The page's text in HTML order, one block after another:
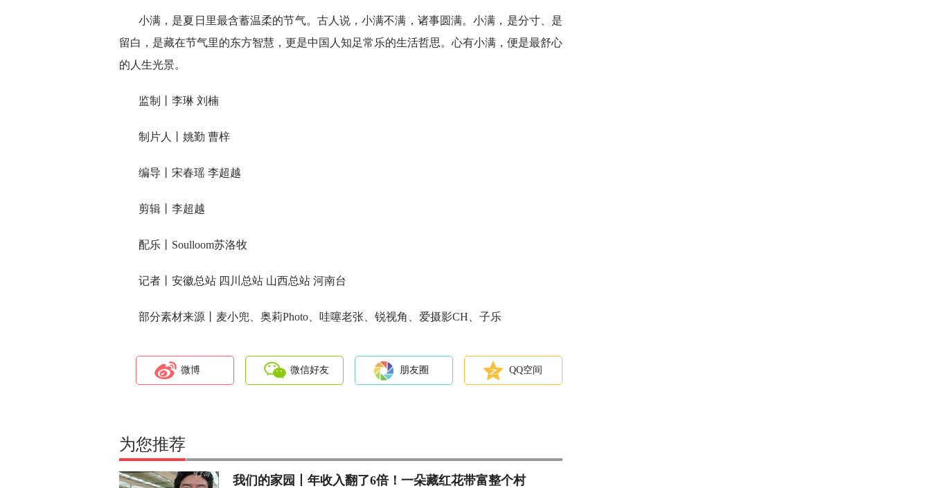
小满，是夏日里最含蓄温柔的节气。古人说，小满不满，诸事圆满。小满，是分寸、是
留白，是藏在节气里的东方智慧，更是中国人知足常乐的生活哲思。心有小满，便是最舒心
的人生光景。
监制丨李琳 刘楠
制片人丨姚勤 曹梓
编导丨宋春瑶 李超越
剪辑丨李超越
配乐丨Soulloom苏洛牧
记者丨安徽总站 四川总站 山西总站 河南台
部分素材来源丨麦小兜、奥莉Photo、哇噻老张、锐视角、爱摄影CH、子乐
微博 微信好友 朋友圈 QQ空间
为您推荐
我们的家园丨年收入翻了6倍！一朵藏红花带富整个村